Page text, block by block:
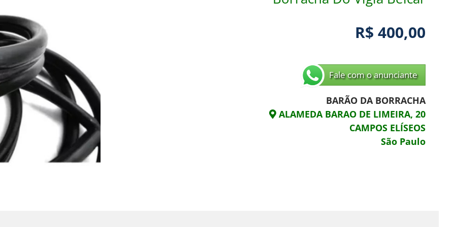
R$ 400,00
Fale com o anunciante
BARÃO DA BORRACHA
ALAMEDA BARAO DE LIMEIRA, 20
CAMPOS ELÍSEOS
São Paulo